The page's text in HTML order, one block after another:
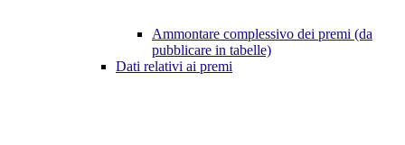
Ammontare complessivo dei premi (da
pubblicare in tabelle)
Dati relativi ai premi